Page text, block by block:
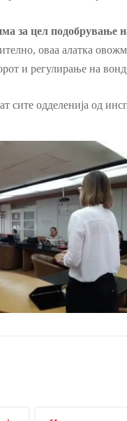
за цел подобрување
оваа алатка
и регулирање на
сите одделенија од